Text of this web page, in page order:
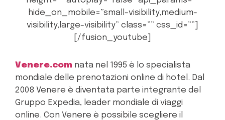
hide_on_mobile=”small-visibility,medium-
visibility,large-visibility” class=”” css_id=””]
[/fusion_youtube]
Venere.com nata nel 1995 è lo specialista
mondiale delle prenotazioni online di hotel. Dal
2008 Venere è diventata parte integrante del
Gruppo Expedia, leader mondiale di viaggi
online. Con Venere è possibile scegliere il